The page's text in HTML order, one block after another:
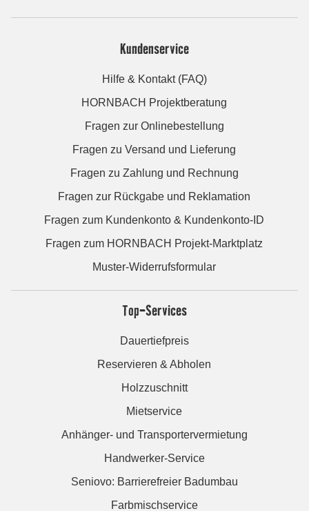
Kundenservice
Hilfe & Kontakt (FAQ)
HORNBACH Projektberatung
Fragen zur Onlinebestellung
Fragen zu Versand und Lieferung
Fragen zu Zahlung und Rechnung
Fragen zur Rückgabe und Reklamation
Fragen zum Kundenkonto & Kundenkonto-ID
Fragen zum HORNBACH Projekt-Marktplatz
Muster-Widerrufsformular
Top-Services
Dauertiefpreis
Reservieren & Abholen
Holzzuschnitt
Mietservice
Anhänger- und Transportervermietung
Handwerker-Service
Seniovo: Barrierefreier Badumbau
Farbmischservice